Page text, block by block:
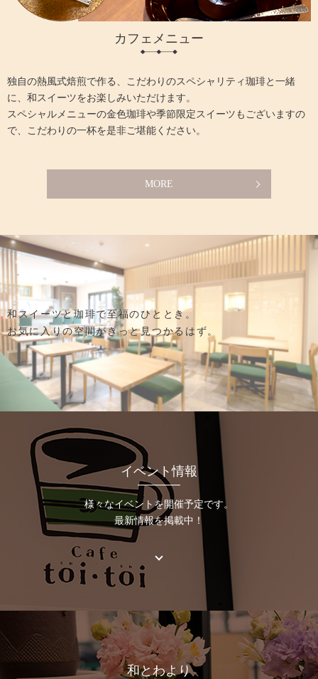
カフェメニュー
独自の熱風式焙煎で作る、こだわりのスペシャリティ珈琲と一緒
に、 和スイーツをお楽しみいただけます。
スペシャルメニューの金色珈琲や季節限定スイーツもございますの
で、 こだわりの一杯を是非ご堪能ください。
MORE
和スイーツと珈琲で至福のひととき。
お気に入りの空間がきっと見つかるはず。
イベント情報
様々なイベントを開催予定です。
最新情報を掲載中！
和とわより